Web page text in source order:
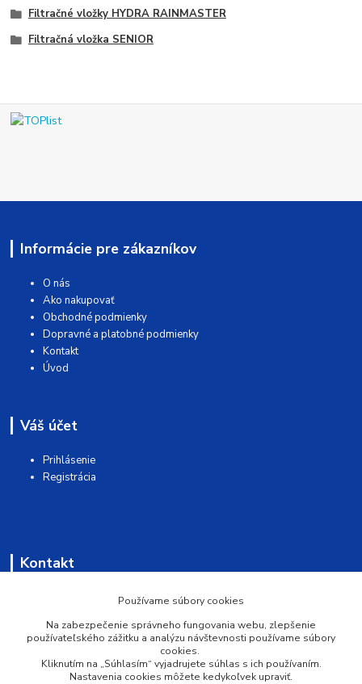
Filtračné vložky HYDRA RAINMASTER
Filtračná vložka SENIOR
Informácie pre zákazníkov
O nás
Ako nakupovať
Obchodné podmienky
Dopravné a platobné podmienky
Kontakt
Úvod
Váš účet
Prihlásenie
Registrácia
Kontakt
0902 527 909
info@pprsystem.sk
Používame súbory cookies
Na zabezpečenie správneho fungovania webu, zlepšenie
používateľského zážitku a analýzu návštevnosti používame súbory
cookies.
Kliknutím na „Súhlasím“ vyjadrujete súhlas s ich používaním.
Nastavenia cookies môžete kedykoľvek upraviť.